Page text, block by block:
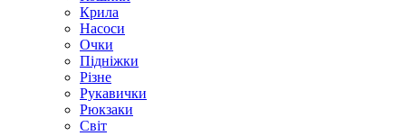
Крила
Насоси
Очки
Підніжки
Різне
Рукавички
Рюкзаки
Світ